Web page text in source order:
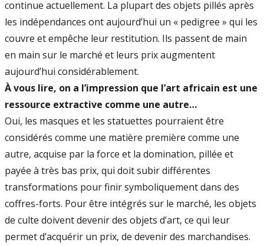
continue actuellement. La plupart des objets pillés après
les indépendances ont aujourd’hui un « pedigree » qui les
couvre et empêche leur restitution. Ils passent de main
en main sur le marché et leurs prix augmentent
aujourd’hui considérablement.
À vous lire, on a l’impression que l’art africain est une
ressource extractive comme une autre…
Oui, les masques et les statuettes pourraient être
considérés comme une matière première comme une
autre, acquise par la force et la domination, pillée et
payée à très bas prix, qui doit subir différentes
transformations pour finir symboliquement dans des
coffres-forts. Pour être intégrés sur le marché, les objets
de culte doivent devenir des objets d’art, ce qui leur
permet d’acquérir un prix, de devenir des marchandises.